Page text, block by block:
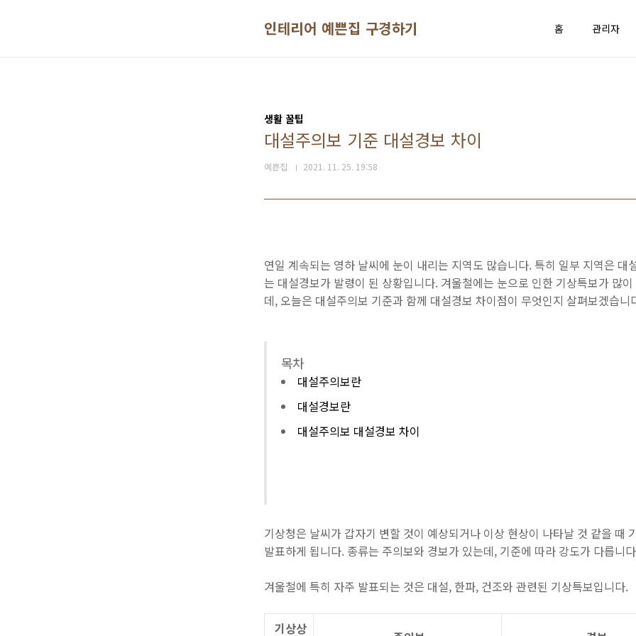
인테리어 예쁜집 구경하기 홈 관리자
생활 꿀팁
대설주의보 기준 대설경보 차이
예쁜집 2021. 11. 25. 19:58
연일 계속되는 영하 날씨에 눈이 내리는 지역도 많습니다. 특히 일부 지역은 대
는 대설경보가 발령이 된 상황입니다. 겨울철에는 눈으로 인한 기상특보가 많
데, 오늘은 대설주의보 기준과 함께 대설경보 차이점이 무엇인지 살펴보겠습니
목차
대설주의보란
대설경보란
대설주의보 대설경보 차이
기상청은 날씨가 갑자기 변할 것이 예상되거나 이상 현상이 나타날 것 같을 때
발표하게 됩니다. 종류는 주의보와 경보가 있는데, 기준에 따라 강도가 다릅니
겨울철에 특히 자주 발표되는 것은 대설, 한파, 건조와 관련된 기상특보입니다.
기상상